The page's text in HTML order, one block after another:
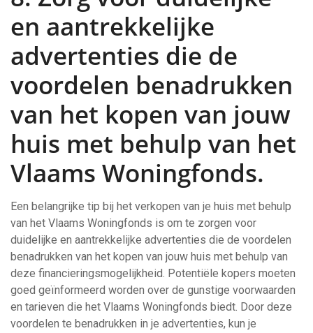
en aantrekkelijke
advertenties die de
voordelen benadrukken
van het kopen van jouw
huis met behulp van het
Vlaams Woningfonds.
Een belangrijke tip bij het verkopen van je huis met behulp
van het Vlaams Woningfonds is om te zorgen voor
duidelijke en aantrekkelijke advertenties die de voordelen
benadrukken van het kopen van jouw huis met behulp van
deze financieringsmogelijkheid. Potentiële kopers moeten
goed geïnformeerd worden over de gunstige voorwaarden
en tarieven die het Vlaams Woningfonds biedt. Door deze
voordelen te benadrukken in je advertenties, kun je